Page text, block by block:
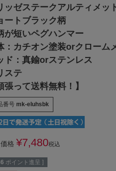
ッゼステークアルティメッ
ートブラック柄
が短いペグハンマー
：カチオン塗装orクローム
ド：真鍮orステンレス
ステ
張って送料無料！】
番号 mk-eluhsbk
格 ¥7,480税込
ポイント進呈 ]